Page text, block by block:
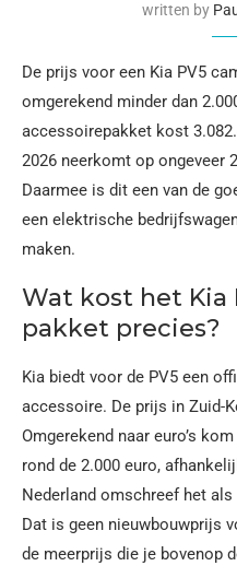
written by
De prijs voor een Kia PV5
omgerekend minder dan
accessoirepakket kost
2026 neerkomt op ongeveer
Daarmee is dit een van de
een elektrische
maken.
Wat kost het Kia
pakket precies?
Kia biedt voor de PV5 een
accessoire. De prijs in Zuid-
Omgerekend naar euro’s
rond de 2.000 euro,
Nederland omschreef het als
Dat is geen nieuwbouwprijs
de meerprijs die je bovenop